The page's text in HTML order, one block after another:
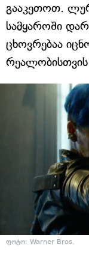
გააკეთოთ.
სამყაროში
ცხოვრებაა
ფოტო: Warner Bros.